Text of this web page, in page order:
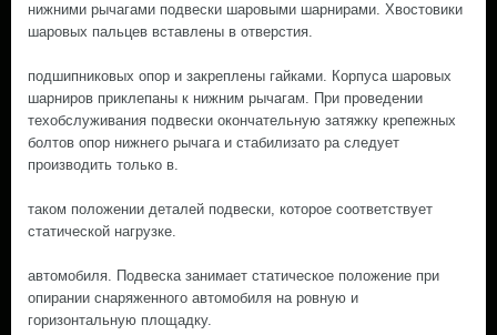
нижними рычагами подвески шаровыми шарнирами. Хвостовики
шаровых пальцев вставлены в отверстия.
подшипниковых опор и закреплены гайками. Корпуса шаровых
шарниров приклепаны к нижним рычагам. При проведении
техобслуживания подвески окончательную затяжку крепежных
болтов опор нижнего рычага и стабилизато ра следует
производить только в.
таком положении деталей подвески, которое соответствует
статической нагрузке.
автомобиля. Подвеска занимает статическое положение при
опирании снаряженного автомобиля на ровную и
горизонтальную площадку.